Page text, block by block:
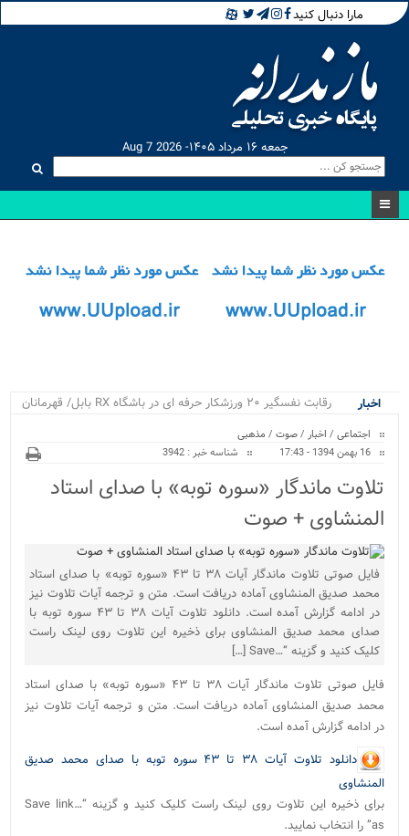
مارا دنبال کنید
جمعه ۱۶ مرداد ۱۴۰۵- Aug 7 2026
اخبار
۴ پرو_
اجتماعی / اخبار /صوت / مذهبی
16 بهمن 1394 - 17:43
شناسه خبر : 3942
تلاوت ماندگار «سوره توبه» با صدای استاد
المنشاوی + صوت
فایل صوتی تلاوت ماندگار آیات ۳۸ تا ۴۳ «سوره توبه» با صدای استاد
محمد صدیق المنشاوی آماده دریافت است. متن و ترجمه آیات تلاوت نیز
در ادامه گزارش آمده است. دانلود تلاوت آیات ۳۸ تا ۴۳ سوره توبه با
صدای محمد صدیق المنشاوی برای ذخیره این تلاوت روی لینک راست
کلیک کنید و گزینه “…Save […]
فایل صوتی تلاوت ماندگار آیات ۳۸ تا ۴۳ «سوره توبه» با صدای استاد
محمد صدیق المنشاوی آماده دریافت است. متن و ترجمه آیات تلاوت نیز
در ادامه گزارش آمده است.
دانلود تلاوت آیات ۳۸ تا ۴۳ سوره توبه با صدای محمد صدیق
المنشاوی
برای ذخیره این تلاوت روی لینک راست کلیک کنید و گزینه “…Save link
as” را انتخاب نمایید.